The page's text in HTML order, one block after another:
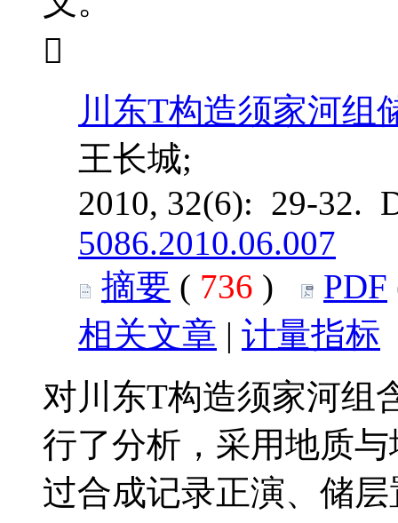

川东T构造须家河组
王长城;
2010, 32(6): 29-32.
5086.2010.06.007
摘要 ( 736 ) PDF
相关文章 | 计量指标
对川东T构造须家河组
行了分析，采用地质
过合成记录正演、储